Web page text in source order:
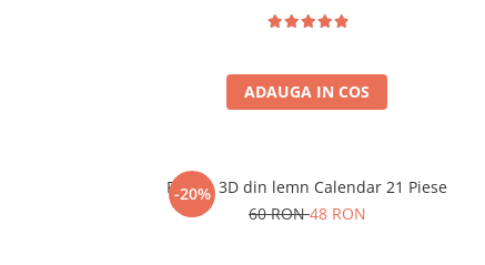
ADAUGA IN COS
-20%
Puzzle 3D din lemn Calendar 21 Piese
60 RON48 RON